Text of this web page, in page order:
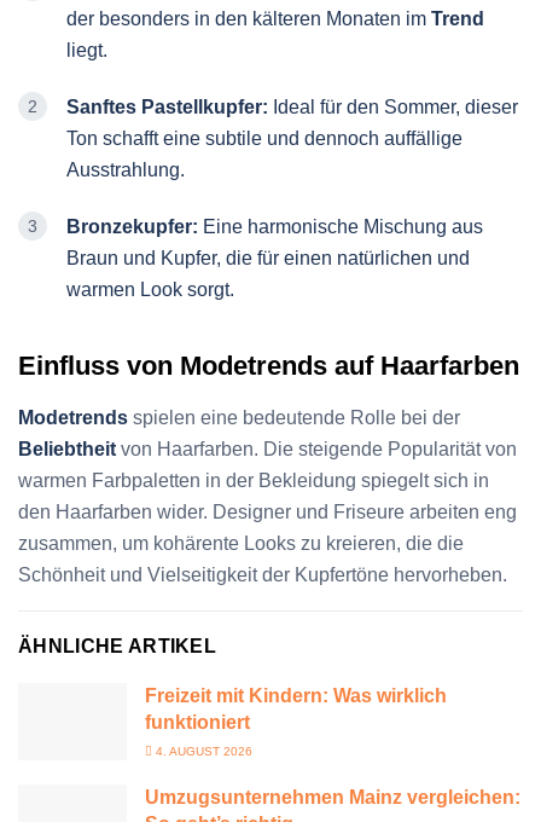
der besonders in den kälteren Monaten im Trend
liegt.
Sanftes Pastellkupfer: Ideal für den Sommer, dieser
Ton schafft eine subtile und dennoch auffällige
Ausstrahlung.
Bronzekupfer: Eine harmonische Mischung aus
Braun und Kupfer, die für einen natürlichen und
warmen Look sorgt.
Einfluss von Modetrends auf Haarfarben
Modetrends spielen eine bedeutende Rolle bei der
Beliebtheit von Haarfarben. Die steigende Popularität von
warmen Farbpaletten in der Bekleidung spiegelt sich in
den Haarfarben wider. Designer und Friseure arbeiten eng
zusammen, um kohärente Looks zu kreieren, die die
Schönheit und Vielseitigkeit der Kupfertöne hervorheben.
ÄHNLICHE ARTIKEL
Freizeit mit Kindern: Was wirklich
funktioniert
4. AUGUST 2026
Umzugsunternehmen Mainz vergleichen: